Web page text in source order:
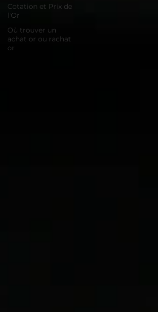
Cotation et Prix de
l'Or
Où trouver un
achat or ou rachat
or